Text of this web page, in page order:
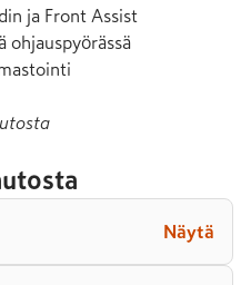
ja Front Assist
ohjauspyörässä
Näytä